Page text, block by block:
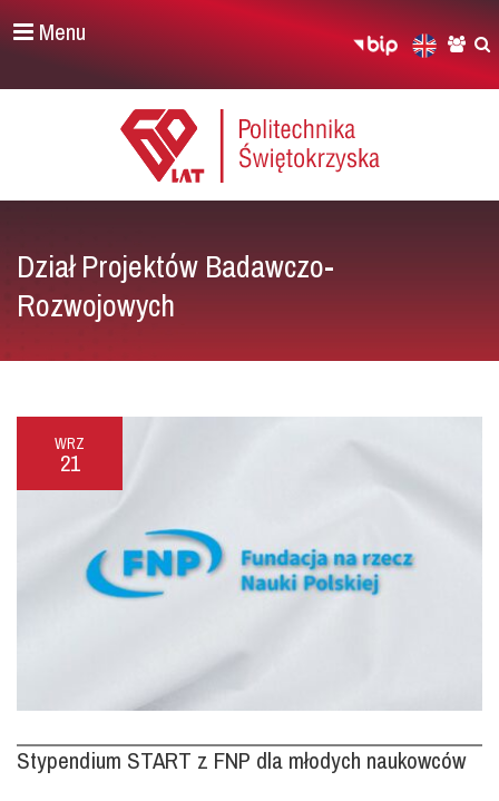
Menu
Dział Projektów Badawczo-
Rozwojowych
WRZ
21
Stypendium START z FNP dla młodych naukowców